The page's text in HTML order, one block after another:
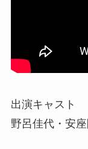
出演キャスト
野呂佳代・安